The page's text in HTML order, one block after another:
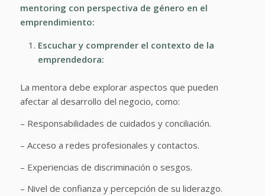
mentoring con perspectiva de género en el
emprendimiento:
Escuchar y comprender el contexto de la
emprendedora:
La mentora debe explorar aspectos que pueden
afectar al desarrollo del negocio, como:
– Responsabilidades de cuidados y conciliación.
– Acceso a redes profesionales y contactos.
– Experiencias de discriminación o sesgos.
– Nivel de confianza y percepción de su liderazgo.